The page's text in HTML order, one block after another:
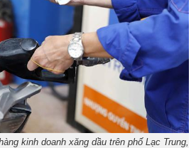
kinh doanh xăng dầu trên phố Lạc Trung,